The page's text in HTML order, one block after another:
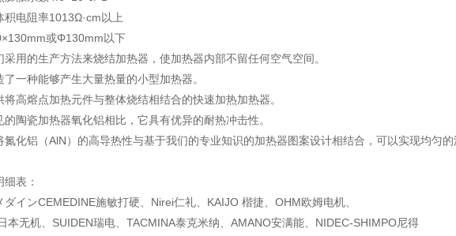
积电阻率1013Ω·cm以上
或Φ130mm以下
采用的生产方法来烧结加热器，使加热器内部不留任何空气空间。
了一种能够产生大量热量的小型加热器。
将高熔点加热元件与整体烧结相结合的快速加热加热器。
陶瓷加热器氧化铝相比，它具有优异的耐热冲击性。
氮化铝（AlN）的高导热性与基于我们的专业知识的加热器图案设计相结合，可以实现均匀的
表：
インCEMEDINE施敏打硬、Nirei仁礼、KAIJO 楷捷、OHM欧姆电机、
本无机、SUIDEN瑞电、TACMINA泰克米纳、AMANO安满能、NIDEC-SHIMPO尼得